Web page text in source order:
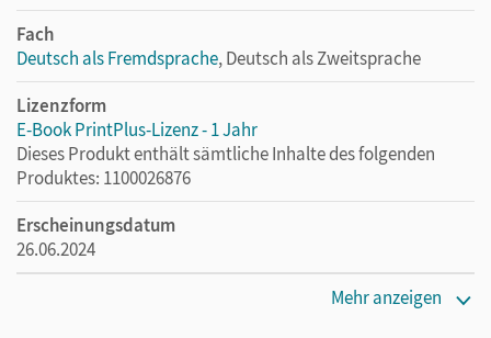
Fach
Deutsch als Fremdsprache, Deutsch als Zweitsprache
Lizenzform
E-Book PrintPlus-Lizenz - 1 Jahr
Dieses Produkt enthält sämtliche Inhalte des folgenden
Produktes: 1100026876
Erscheinungsdatum
26.06.2024
Mehr anzeigen